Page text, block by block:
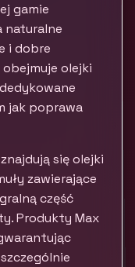
gamie
naturalne
i dobre
olejki
jak poprawa
się olejki
zawierające
część
Produkty Max